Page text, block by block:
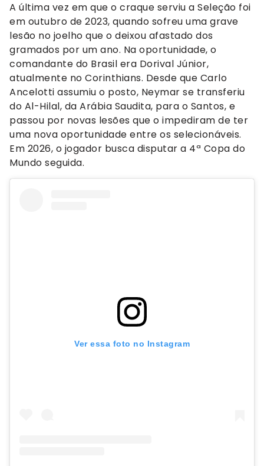
A última vez em que o craque serviu a Seleção foi
em outubro de 2023, quando sofreu uma grave
lesão no joelho que o deixou afastado dos
gramados por um ano. Na oportunidade, o
comandante do Brasil era Dorival Júnior,
atualmente no Corinthians. Desde que Carlo
Ancelotti assumiu o posto, Neymar se transferiu
do Al-Hilal, da Arábia Saudita, para o Santos, e
passou por novas lesões que o impediram de ter
uma nova oportunidade entre os selecionáveis.
Em 2026, o jogador busca disputar a 4ª Copa do
Mundo seguida.
Ver essa foto no Instagram